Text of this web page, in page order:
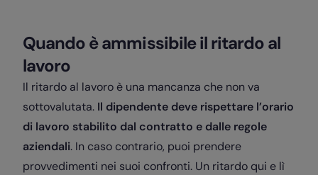
Quando è ammissibile il ritardo al
lavoro
Il ritardo al lavoro è una mancanza che non va
sottovalutata. Il dipendente deve rispettare l’orario
di lavoro stabilito dal contratto e dalle regole
aziendali. In caso contrario, puoi prendere
provvedimenti nei suoi confronti. Un ritardo qui e lì